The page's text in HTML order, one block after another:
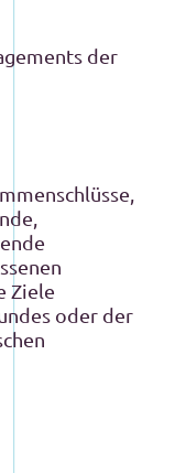
der
Ziele
oder der